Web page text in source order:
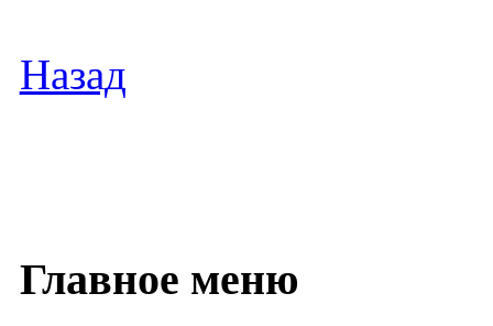
Назад
Главное меню